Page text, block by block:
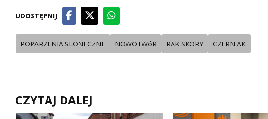
UDOSTĘPNIJ
POPARZENIA SLONECZNE NOWOTWóR RAK SKORY CZERNIAK
CZYTAJ DALEJ